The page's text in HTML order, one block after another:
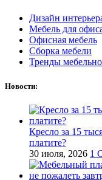
Дизайн
Мебель для
Офисная мебель
Сборка мебели
Тренды
Новости:
Кресло за 15
платите?
30 июля, 2026 1